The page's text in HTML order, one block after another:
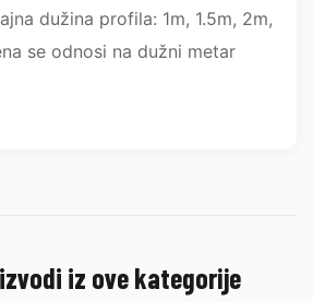
dužina profila: 1m, 1.5m, 2m,
se odnosi na dužni metar
iz ove kategorije